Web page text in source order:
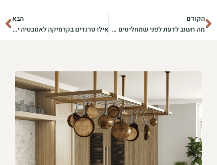
קודם
הקודם
מה חשוב לדעת לפני שמחליטים על ריצוף חדש לבית?
הבא
אילו טרנדים בקרמיקה לאמבטיה ישדרגו את הבית לאורך זמן?